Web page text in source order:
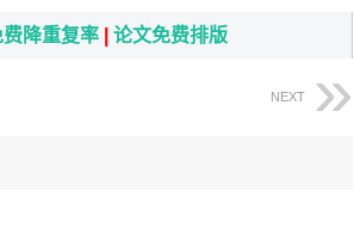
费降重复率 论文免费排版
NEXT